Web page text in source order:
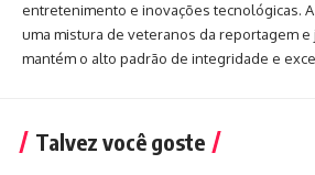
entretenimento e inovações tecnológicas.
uma mistura de veteranos da reportagem
mantém o alto padrão de integridade e
Talvez você goste